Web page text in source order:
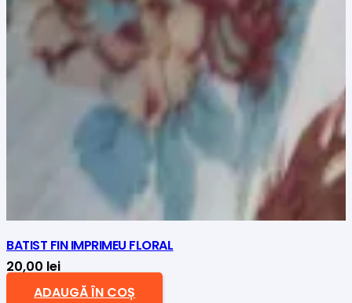
BATIST FIN IMPRIMEU FLORAL
20,00 lei
ADAUGĂ ÎN COȘ